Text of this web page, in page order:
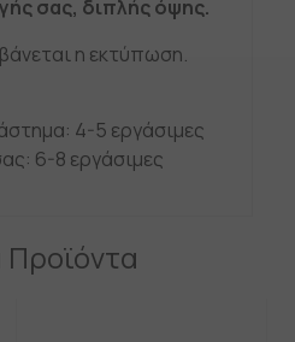
σας, διπλής όψης.
η εκτύπωση.
4-5 εργάσιμες
6-8 εργάσιμες
Προϊόντα